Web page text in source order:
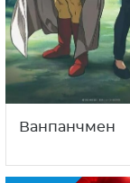
Ванпанчмен